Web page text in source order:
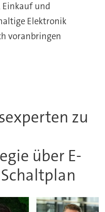
und
Elektronik
voranbringen
zu
über E-